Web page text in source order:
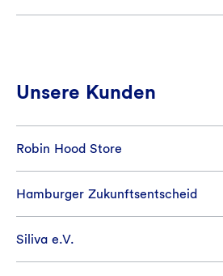
Unsere Kunden
Robin Hood Store
Hamburger Zukunftsentscheid
Siliva e.V.